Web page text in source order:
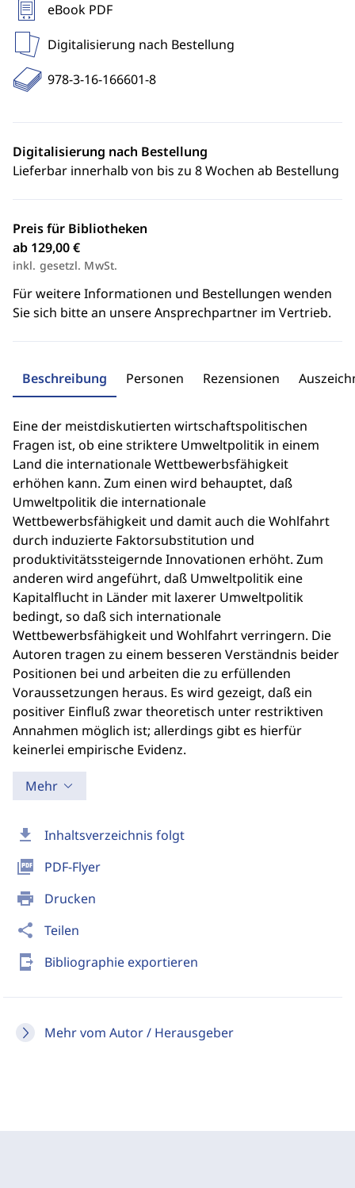
download Inhaltsverzeichnis folgt
picture_as_pdf PDF-Flyer
print Drucken
share Teilen
send_to_mobile Bibliographie exportieren
Mehr vom Autor / Herausgeber
eBook PDF
Digitalisierung nach Bestellung
978-3-16-166601-8
Digitalisierung nach Bestellung
Lieferbar innerhalb von bis zu 8 Wochen ab Bestellung
Preis für Bibliotheken
ab 129,00 €
inkl. gesetzl. MwSt.
Für weitere Informationen und Bestellungen wenden
Sie sich bitte an unsere Ansprechpartner im Vertrieb.
Beschreibung Personen Rezensionen
Eine der meistdiskutierten wirtschaftspolitischen
Fragen ist, ob eine striktere Umweltpolitik in einem
Land die internationale Wettbewerbsfähigkeit
erhöhen kann. Zum einen wird behauptet, daß
Umweltpolitik die internationale
Wettbewerbsfähigkeit und damit auch die Wohlfahrt
durch induzierte Faktorsubstitution und
produktivitätssteigernde Innovationen erhöht. Zum
anderen wird angeführt, daß Umweltpolitik eine
Kapitalflucht in Länder mit laxerer Umweltpolitik
bedingt, so daß sich internationale
Wettbewerbsfähigkeit und Wohlfahrt verringern. Die
Autoren tragen zu einem besseren Verständnis beider
Positionen bei und arbeiten die zu erfüllenden
Voraussetzungen heraus. Es wird gezeigt, daß ein
positiver Einfluß zwar theoretisch unter restriktiven
Annahmen möglich ist; allerdings gibt es hierfür
keinerlei empirische Evidenz.
Mehr